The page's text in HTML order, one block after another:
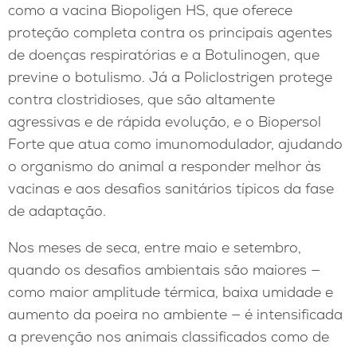
como a vacina Biopoligen HS, que oferece
proteção completa contra os principais agentes
de doenças respiratórias e a Botulinogen, que
previne o botulismo. Já a Policlostrigen protege
contra clostridioses, que são altamente
agressivas e de rápida evolução, e o Biopersol
Forte que atua como imunomodulador, ajudando
o organismo do animal a responder melhor às
vacinas e aos desafios sanitários típicos da fase
de adaptação.
Nos meses de seca, entre maio e setembro,
quando os desafios ambientais são maiores —
como maior amplitude térmica, baixa umidade e
aumento da poeira no ambiente — é intensificada
a prevenção nos animais classificados como de